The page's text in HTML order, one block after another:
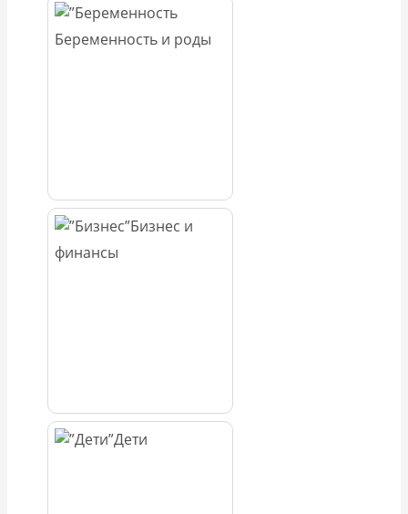
Беременность и роды
Бизнес и
финансы
Дети